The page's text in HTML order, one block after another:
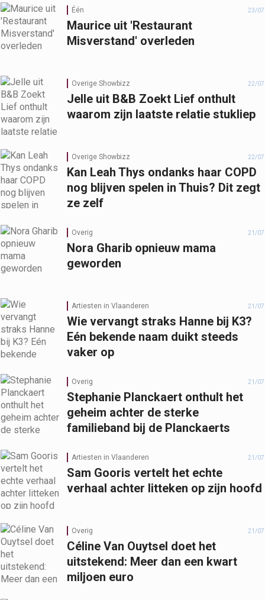
Één 23/07
Maurice uit 'Restaurant
Misverstand' overleden
Overige Showbizz 22/07
Jelle uit B&B Zoekt Lief onthult
waarom zijn laatste relatie stukliep
Overige Showbizz 22/07
Kan Leah Thys ondanks haar COPD
nog blijven spelen in Thuis? Dit zegt
ze zelf
Overig 21/07
Nora Gharib opnieuw mama
geworden
Artiesten in Vlaanderen 21/07
Wie vervangt straks Hanne bij K3?
Eén bekende naam duikt steeds
vaker op
Overig 21/07
Stephanie Planckaert onthult het
geheim achter de sterke
familieband bij de Planckaerts
Artiesten in Vlaanderen 21/07
Sam Gooris vertelt het echte
verhaal achter litteken op zijn hoofd
Overig 21/07
Céline Van Ouytsel doet het
uitstekend: Meer dan een kwart
miljoen euro